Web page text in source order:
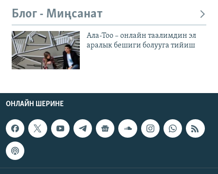
Блог - Миңсанат
Ала-Тоо – онлайн таалимдин эл
аралык бешиги болууга тийиш
ОНЛАЙН ШЕРИНЕ